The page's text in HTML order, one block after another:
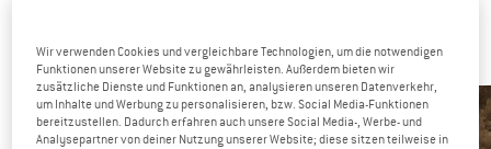
UNTERSCHIEDE BEIM KLETTERN AM FELS
Wir verwenden Cookies und vergleichbare Technologien, um die notwendigen
Funktionen unserer Website zu gewährleisten. Außerdem bieten wir
zusätzliche Dienste und Funktionen an, analysieren unseren Datenverkehr,
um Inhalte und Werbung zu personalisieren, bzw. Social Media-Funktionen
bereitzustellen. Dadurch erfahren auch unsere Social Media-, Werbe- und
Analysepartner von deiner Nutzung unserer Website; diese sitzen teilweise in